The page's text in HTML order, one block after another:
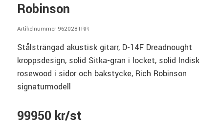
Robinson
Artikelnummer 9620281RR
Stålsträngad akustisk gitarr, D-14F Dreadnought
kroppsdesign, solid Sitka-gran i locket, solid Indisk
rosewood i sidor och bakstycke, Rich Robinson
signaturmodell
99950 kr/st